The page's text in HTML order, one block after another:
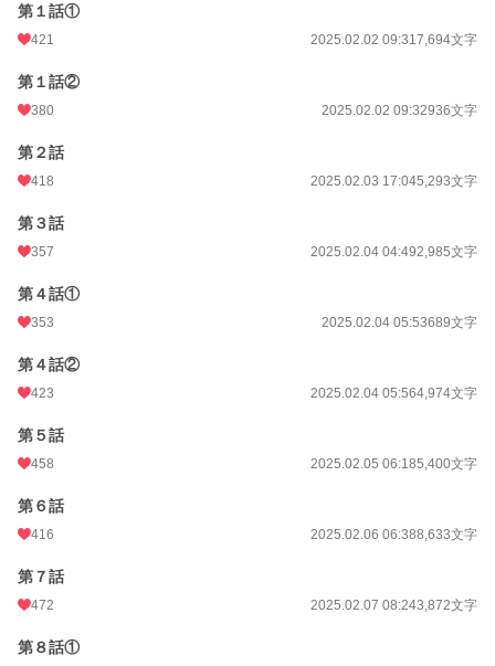
第１話①
421 2025.02.02 09:317,694文字
第１話②
380 2025.02.02 09:32936文字
第２話
418 2025.02.03 17:045,293文字
第３話
357 2025.02.04 04:492,985文字
第４話①
353 2025.02.04 05:53689文字
第４話②
423 2025.02.04 05:564,974文字
第５話
458 2025.02.05 06:185,400文字
第６話
416 2025.02.06 06:388,633文字
第７話
472 2025.02.07 08:243,872文字
第８話①